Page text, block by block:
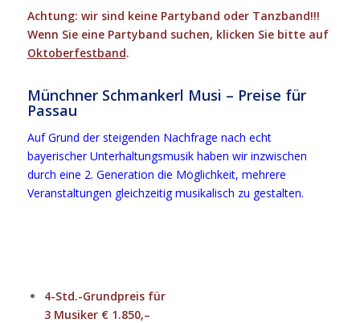
Achtung: wir sind keine Partyband oder Tanzband!!!
Wenn Sie eine Partyband suchen, klicken Sie bitte auf
Oktoberfestband.
Münchner Schmankerl Musi – Preise für
Passau
Auf Grund der steigenden Nachfrage nach echt
bayerischer Unterhaltungsmusik haben wir inzwischen
durch eine 2. Generation die Möglichkeit, mehrere
Veranstaltungen gleichzeitig musikalisch zu gestalten.
4-Std.-Grundpreis für
3 Musiker € 1.850,–